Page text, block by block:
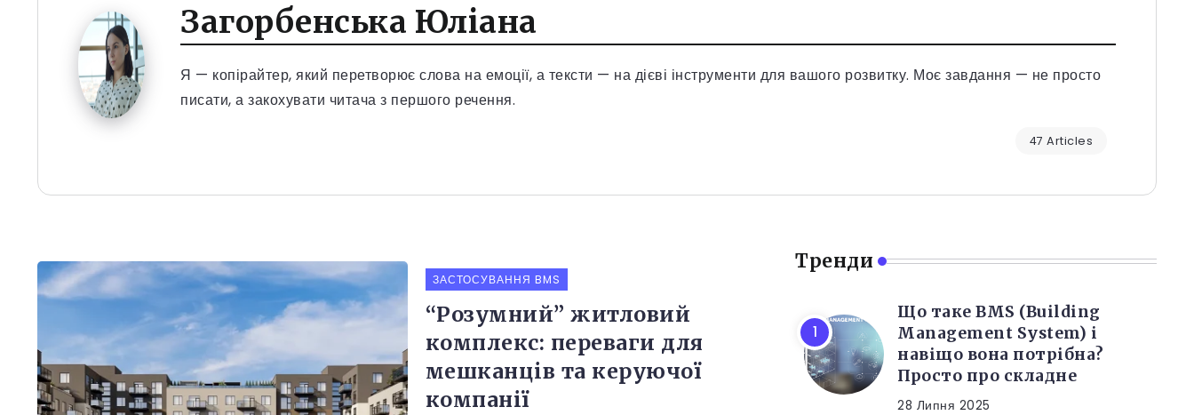
Загорбенська Юліана
Я — копірайтер, який перетворює слова на емоції, а тексти — на дієві інструменти для вашого розвитку. Моє завдання — не просто
писати, а закохувати читача з першого речення.
47 Articles
ЗАСТОСУВАННЯ BMS
“Розумний” житловий
комплекс: переваги для
мешканців та керуючої
компанії
Тренди
Що таке BMS (Building
Management System) і
навіщо вона потрібна?
Просто про складне
28 Липня 2025